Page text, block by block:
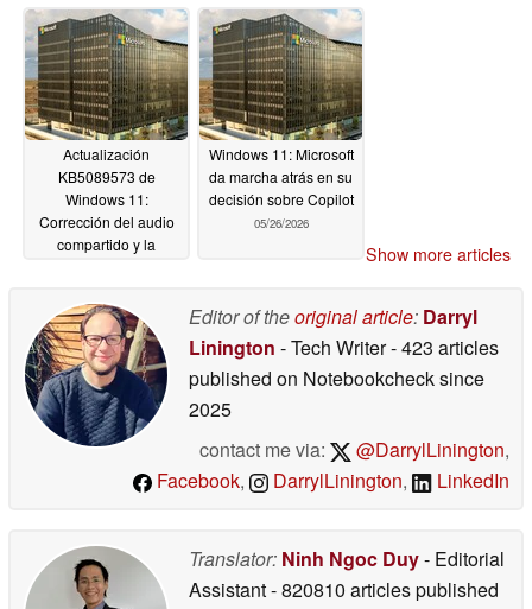
Actualización
KB5089573 de
Windows 11:
Corrección del audio
compartido y la
Windows 11: Microsoft
da marcha atrás en su
decisión sobre Copilot
05/26/2026
Show more articles
Editor of theoriginal article: Darryl
Linington - Tech Writer- 423 articles
published on Notebookchecksince
2025
contact me via:
@DarrylLinington,
Facebook, DarrylLinington, LinkedIn
Translator: Ninh Ngoc Duy- Editorial
Assistant- 820810 articles published